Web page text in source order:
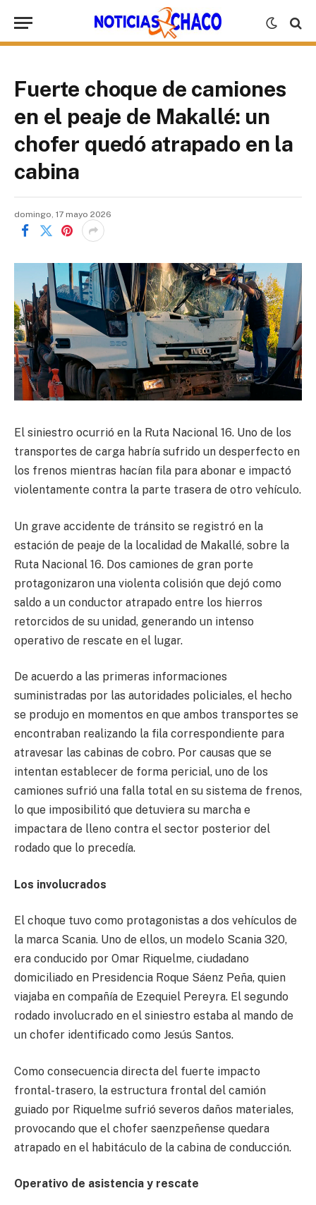
Fuerte choque de camiones
en el peaje de Makallé: un
chofer quedó atrapado en la
cabina
domingo, 17 mayo 2026
El siniestro ocurrió en la Ruta Nacional 16. Uno de los
transportes de carga habría sufrido un desperfecto en
los frenos mientras hacían fila para abonar e impactó
violentamente contra la parte trasera de otro vehículo.
Un grave accidente de tránsito se registró en la
estación de peaje de la localidad de Makallé, sobre la
Ruta Nacional 16. Dos camiones de gran porte
protagonizaron una violenta colisión que dejó como
saldo a un conductor atrapado entre los hierros
retorcidos de su unidad, generando un intenso
operativo de rescate en el lugar.
De acuerdo a las primeras informaciones
suministradas por las autoridades policiales, el hecho
se produjo en momentos en que ambos transportes se
encontraban realizando la fila correspondiente para
atravesar las cabinas de cobro. Por causas que se
intentan establecer de forma pericial, uno de los
camiones sufrió una falla total en su sistema de frenos,
lo que imposibilitó que detuviera su marcha e
impactara de lleno contra el sector posterior del
rodado que lo precedía.
Los involucrados
El choque tuvo como protagonistas a dos vehículos de
la marca Scania. Uno de ellos, un modelo Scania 320,
era conducido por Omar Riquelme, ciudadano
domiciliado en Presidencia Roque Sáenz Peña, quien
viajaba en compañía de Ezequiel Pereyra. El segundo
rodado involucrado en el siniestro estaba al mando de
un chofer identificado como Jesús Santos.
Como consecuencia directa del fuerte impacto
frontal-trasero, la estructura frontal del camión
guiado por Riquelme sufrió severos daños materiales,
provocando que el chofer saenzpeñense quedara
atrapado en el habitáculo de la cabina de conducción.
Operativo de asistencia y rescate